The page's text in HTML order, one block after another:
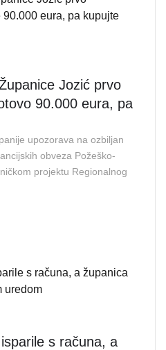
Jozić prvo
90.000 eura, pa
upozorava na ozbiljan
obveza Požeško-
projektu Regionalnog
s računa, a